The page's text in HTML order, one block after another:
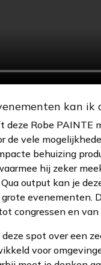
kan ik
deze Robe PAINTE
de vele
behuizing
hij zeker
output kan je
evenementen.
congressen en
spot over een
voor